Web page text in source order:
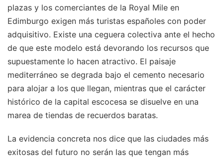
plazas y los comerciantes de la Royal Mile en
Edimburgo exigen más turistas españoles con poder
adquisitivo. Existe una ceguera colectiva ante el hecho
de que este modelo está devorando los recursos que
supuestamente lo hacen atractivo. El paisaje
mediterráneo se degrada bajo el cemento necesario
para alojar a los que llegan, mientras que el carácter
histórico de la capital escocesa se disuelve en una
marea de tiendas de recuerdos baratas.
La evidencia concreta nos dice que las ciudades más
exitosas del futuro no serán las que tengan más